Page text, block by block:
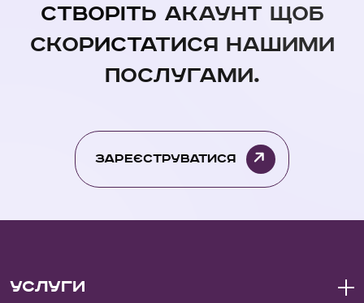
Створіть акаунт щоб
скористатися нашими
послугами.
Зареєструватися
Услуги